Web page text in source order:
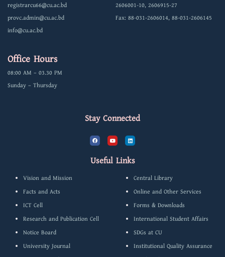
registrarcu66@cu.ac.bd
provc.admin@cu.ac.bd
info@cu.ac.bd
2606001-10, 2606915-27
Fax: 88-031-2606014, 88-031-2606145
Office Hours
08:00 AM – 03.30 PM
Sunday – Thursday
Stay Connected
F
a
c
b
o
Y
o
u
u
L
i
n
d
Useful Links
Vision and Mission
Facts and Acts
ICT Cell
Research and Publication Cell
Notice Board
University Journal
Central Library
Online and Other Services
Forms & Downloads
International Student Affairs
SDGs at CU
Institutional Quality Assurance